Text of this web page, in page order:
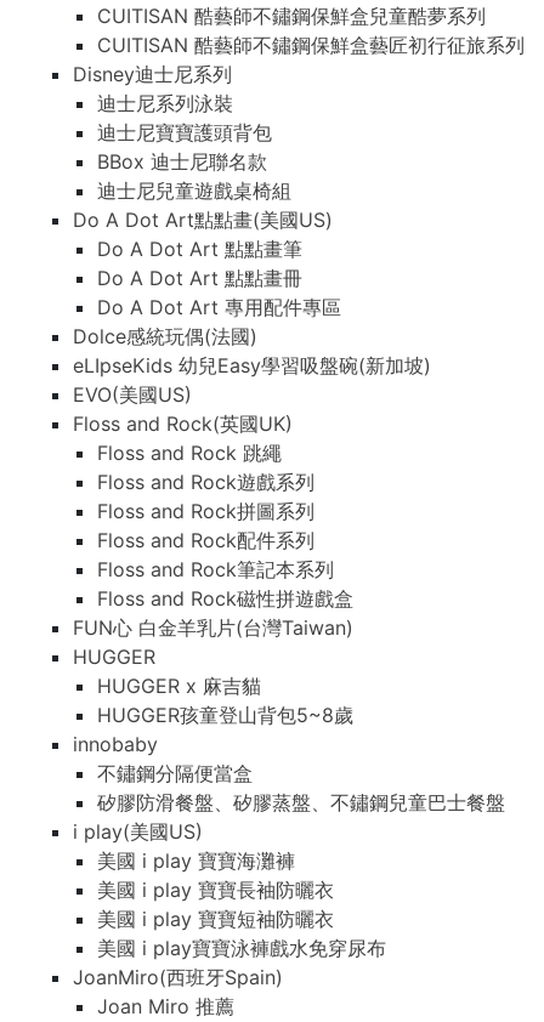
CUITISAN 酷藝師不鏽鋼保鮮盒兒童酷夢系列
CUITISAN 酷藝師不鏽鋼保鮮盒藝匠初行征旅系列
Disney迪士尼系列
迪士尼系列泳裝
迪士尼寶寶護頭背包
BBox 迪士尼聯名款
迪士尼兒童遊戲桌椅組
Do A Dot Art點點畫(美國US)
Do A Dot Art 點點畫筆
Do A Dot Art 點點畫冊
Do A Dot Art 專用配件專區
Dolce感統玩偶(法國)
eLIpseKids 幼兒Easy學習吸盤碗(新加坡)
EVO(美國US)
Floss and Rock(英國UK)
Floss and Rock 跳繩
Floss and Rock遊戲系列
Floss and Rock拼圖系列
Floss and Rock配件系列
Floss and Rock筆記本系列
Floss and Rock磁性拼遊戲盒
FUN心 白金羊乳片(台灣Taiwan)
HUGGER
HUGGER x 麻吉貓
HUGGER孩童登山背包5~8歲
innobaby
不鏽鋼分隔便當盒
矽膠防滑餐盤、矽膠蒸盤、不鏽鋼兒童巴士餐盤
i play(美國US)
美國 i play 寶寶海灘褲
美國 i play 寶寶長袖防曬衣
美國 i play 寶寶短袖防曬衣
美國 i play寶寶泳褲戲水免穿尿布
JoanMiro(西班牙Spain)
Joan Miro 推薦